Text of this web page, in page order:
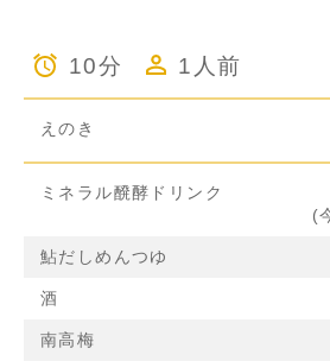
10分 1人前
えのき
ミネラル醗酵ドリンク
(
鮎だしめんつゆ
酒
南高梅